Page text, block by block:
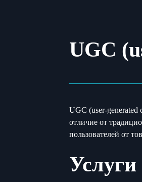
UGC
UGC (user-generated
отличие от
пользователей от